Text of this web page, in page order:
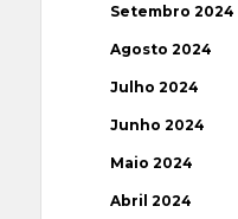
Setembro 2024
Agosto 2024
Julho 2024
Junho 2024
Maio 2024
Abril 2024